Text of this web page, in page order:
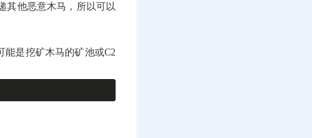
其他恶意木马，所以可以
能是挖矿木马的矿池或C2